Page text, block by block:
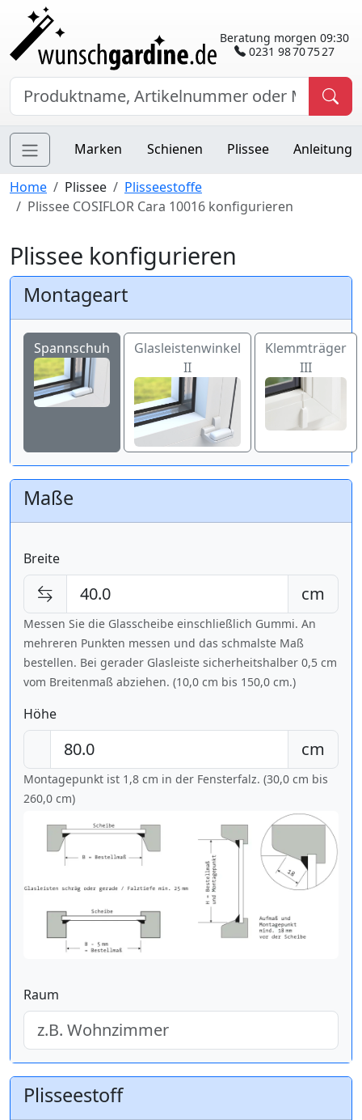
Beratung morgen 09:30
0231 98 70 75 27
Marken Schienen Plissee Anleitung
Home Plissee
Plisseestoffe
Plissee COSIFLOR Cara 10016 konfigurieren
Plissee konfigurieren
Montageart
Spannschuh
Glasleistenwinkel
II
Klemmträger
III
Maße
Breite
cm
Messen Sie die Glasscheibe einschließlich Gummi. An
mehreren Punkten messen und das schmalste Maß
bestellen. Bei gerader Glasleiste sicherheitshalber 0,5 cm
vom Breitenmaß abziehen. (10,0 cm bis 150,0 cm.)
Höhe
cm
Montagepunkt ist 1,8 cm in der Fensterfalz. (30,0 cm bis
260,0 cm)
Raum
Plisseestoff